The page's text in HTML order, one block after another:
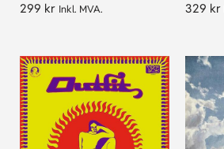
299 kr Inkl. MVA. 329 kr